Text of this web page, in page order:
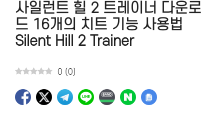
사일런트 힐 2 트레이너 다운로
드 16개의 치트 기능 사용법
Silent Hill 2 Trainer
0 ( 0)